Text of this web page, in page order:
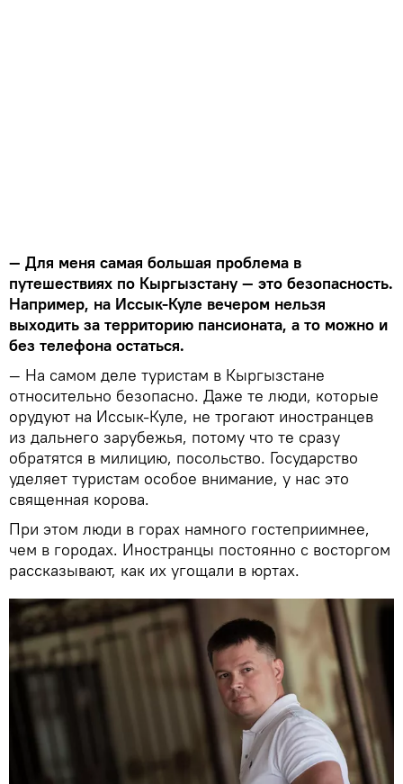
— Для меня самая большая проблема в
путешествиях по Кыргызстану — это безопасность.
Например, на Иссык-Куле вечером нельзя
выходить за территорию пансионата, а то можно и
без телефона остаться.
— На самом деле туристам в Кыргызстане
относительно безопасно. Даже те люди, которые
орудуют на Иссык-Куле, не трогают иностранцев
из дальнего зарубежья, потому что те сразу
обратятся в милицию, посольство. Государство
уделяет туристам особое внимание, у нас это
священная корова.
При этом люди в горах намного гостеприимнее,
чем в городах. Иностранцы постоянно с восторгом
рассказывают, как их угощали в юртах.